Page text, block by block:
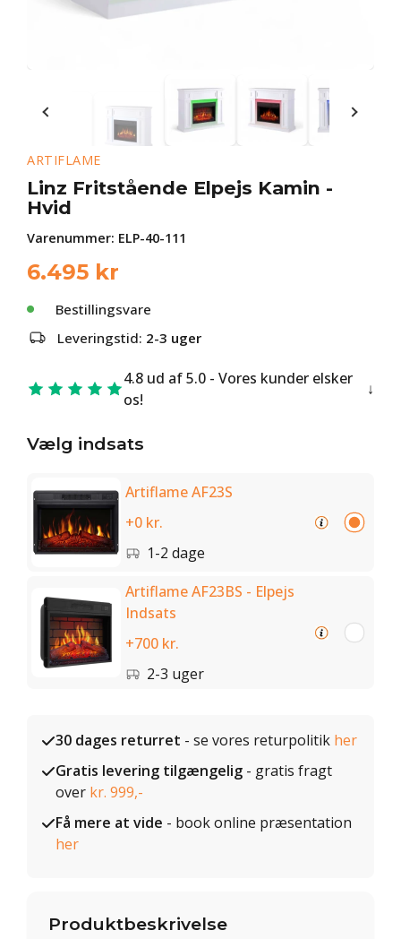
ARTIFLAME
Linz Fritstående Elpejs Kamin -
Hvid
Varenummer: ELP-40-111
6.495 kr
Bestillingsvare
Leveringstid: 2-3 uger
4.8 ud af 5.0 - Vores kunder elsker
os!
Vælg indsats
Artiflame AF23S
+0 kr.
1-2 dage
Artiflame AF23BS - Elpejs
Indsats
+700 kr.
2-3 uger
30 dages returret - se vores returpolitik her
Gratis levering tilgængelig - gratis fragt
over kr. 999,-
Få mere at vide - book online præsentation
her
Produktbeskrivelse